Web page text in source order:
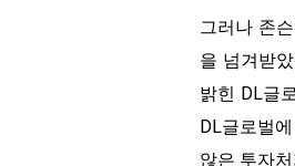
그러나 존
을 넘겨받
밝힌 DL글
DL글로벌
않은 투자